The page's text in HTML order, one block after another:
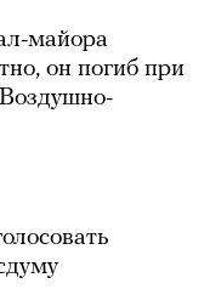
майора
он погиб при